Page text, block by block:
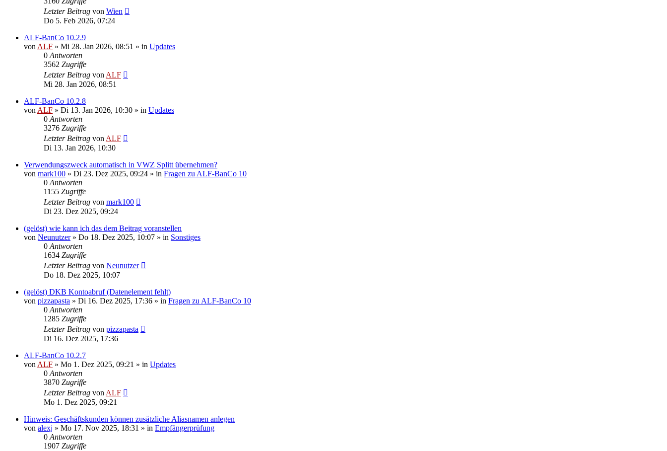
Letzter Beitrag von Wien
Do 5. Feb 2026, 07:24
ALF-BanCo 10.2.9
von ALF » Mi 28. Jan 2026, 08:51 » in Updates
0 Antworten
3562 Zugriffe
Letzter Beitrag von ALF
Mi 28. Jan 2026, 08:51
ALF-BanCo 10.2.8
von ALF » Di 13. Jan 2026, 10:30 » in Updates
0 Antworten
3276 Zugriffe
Letzter Beitrag von ALF
Di 13. Jan 2026, 10:30
Verwendungszweck automatisch in VWZ Splitt übernehmen?
von mark100 » Di 23. Dez 2025, 09:24 » in Fragen zu ALF-BanCo 10
0 Antworten
1155 Zugriffe
Letzter Beitrag von mark100
Di 23. Dez 2025, 09:24
(gelöst) wie kann ich das dem Beitrag voranstellen
von Neunutzer» Do 18. Dez 2025, 10:07 » in Sonstiges
0 Antworten
1634 Zugriffe
Letzter Beitrag von Neunutzer
Do 18. Dez 2025, 10:07
(gelöst) DKB Kontoabruf (Datenelement fehlt)
von pizzapasta » Di 16. Dez 2025, 17:36 » in Fragen zu ALF-BanCo 10
0 Antworten
1285 Zugriffe
Letzter Beitrag von pizzapasta
Di 16. Dez 2025, 17:36
ALF-BanCo 10.2.7
von ALF » Mo 1. Dez 2025, 09:21 » in Updates
0 Antworten
3870 Zugriffe
Letzter Beitrag von ALF
Mo 1. Dez 2025, 09:21
Hinweis: Geschäftskunden können zusätzliche Aliasnamen anlegen
von alexj » Mo 17. Nov 2025, 18:31 » in Empfängerprüfung
0 Antworten
1907 Zugriffe